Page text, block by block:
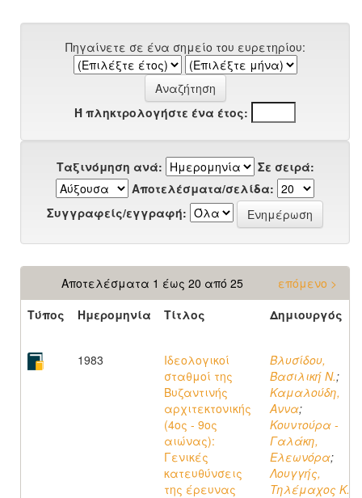
Πηγαίνετε σε ένα σημείο του ευρετηρίου:
Ή πληκτρολογήστε ένα έτος:
Ταξινόμηση ανά:
Σε σειρά:
Αποτελέσματα/σελίδα:
Συγγραφείς/εγγραφή:
Αποτελέσματα 1 έως 20 από 25
επόμενο >
Τύπος
Ημερομηνία Τίτλος Δημιουργός
1983
Ιδεολογικοί
σταθμοί της
Βυζαντινής
αρχιτεκτονικής
(4ος - 9ος
αιώνας):
Γενικές
κατευθύνσεις
της έρευνας
Βλυσίδου,
Βασιλική Ν.;
Καμαλούδη,
Αννα;
Κουντούρα -
Γαλάκη,
Ελεωνόρα;
Λουγγής,
Τηλέμαχος K.